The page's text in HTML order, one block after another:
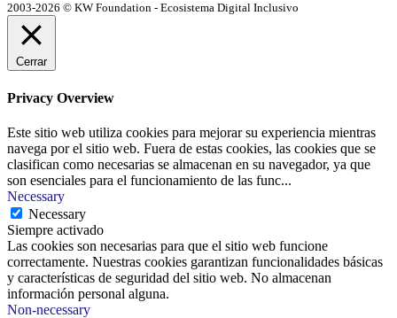
2003-2026 © KW Foundation - Ecosistema Digital Inclusivo
Cerrar
Privacy Overview
Este sitio web utiliza cookies para mejorar su experiencia mientras
navega por el sitio web. Fuera de estas cookies, las cookies que se
clasifican como necesarias se almacenan en su navegador, ya que
son esenciales para el funcionamiento de las func...
Necessary
Necessary
Siempre activado
Las cookies son necesarias para que el sitio web funcione
correctamente. Nuestras cookies garantizan funcionalidades básicas
y características de seguridad del sitio web. No almacenan
información personal alguna.
Non-necessary